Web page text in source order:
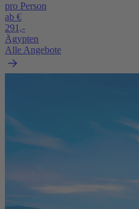
pro Person
ab €
291,-
Ägypten
Alle Angebote